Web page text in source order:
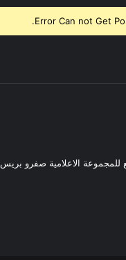
Error Can not Get
للمجموعة الاعلامية صفرو بريس